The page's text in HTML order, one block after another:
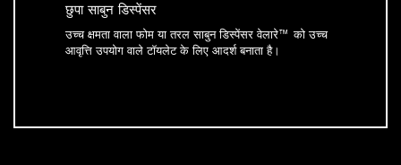
छुपा साबुन डिस्पेंसर
उच्च क्षमता वाला फोम या तरल साबुन डिस्पेंसर वेलारे™ को उच्च
आवृत्ति उपयोग वाले टॉयलेट के लिए आदर्श बनाता है।